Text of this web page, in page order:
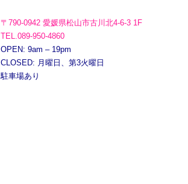
〒790-0942 愛媛県松山市古川北4-6-3 1F
TEL.089-950-4860
OPEN: 9am – 19pm
CLOSED: 月曜日、第3火曜日
駐車場あり